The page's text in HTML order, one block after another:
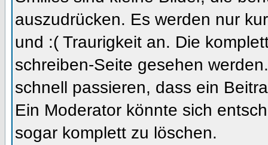
auszudrücken. Es werden nur
und :( Traurigkeit an. Die
schreiben-Seite gesehen
schnell passieren, dass ein
Ein Moderator könnte sich
sogar komplett zu löschen.